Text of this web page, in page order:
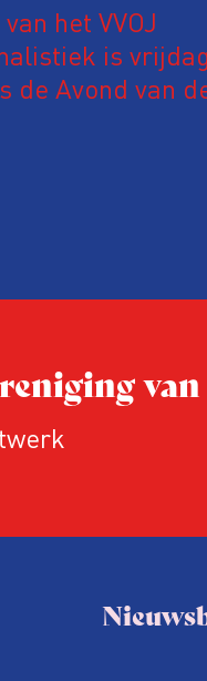
het VVOJ
is
de Avond van
ANP-